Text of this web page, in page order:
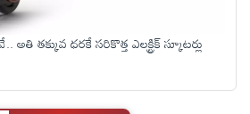
తక్కువ ధరకే సరికొత్త ఎలక్ట్రిక్ స్కూటర్లు